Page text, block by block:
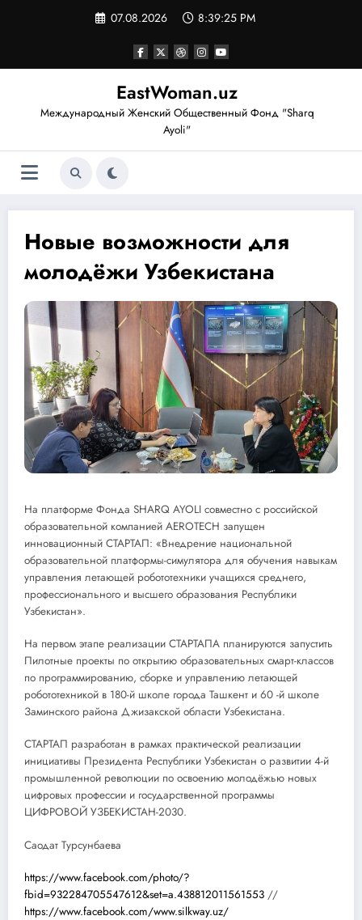
07.08.2026 8:39:26 PM
EastWoman.uz
Международный Женский Общественный Фонд "Sharq
Ayoli"
Новые возможности для
молодёжи Узбекистана
На платформе Фонда SHARQ AYOLI совместно с российской
образовательной компанией AEROTECH запущен
инновационный СТАРТАП: «Внедрение национальной
образовательной платформы-симулятора для обучения навыкам
управления летающей робототехники учащихся среднего,
профессионального и высшего образования Республики
Узбекистан».
На первом этапе реализации СТАРТАПА планируются запустить
Пилотные проекты по открытию образовательных смарт-классов
по программированию, сборке и управлению летающей
робототехникой в 180-й школе города Ташкент и 60 -й школе
Заминского района Джизакской области Узбекистана.
СТАРТАП разработан в рамках практической реализации
инициативы Президента Республики Узбекистан о развитии 4-й
промышленной революции по освоению молодёжью новых
цифровых профессии и государственной программы
ЦИФРОВОЙ УЗБЕКИСТАН-2030.
Саодат Турсунбаева
https://www.facebook.com/photo/?
fbid=932284705547612&set=a.438812011561553 //
https://www.facebook.com/www.silkway.uz/